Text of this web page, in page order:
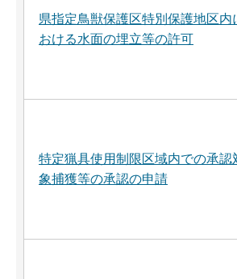
県指定鳥獣保護区特別保護地区内
おける水面の埋立等の許可
特定猟具使用制限区域内での承認
象捕獲等の承認の申請